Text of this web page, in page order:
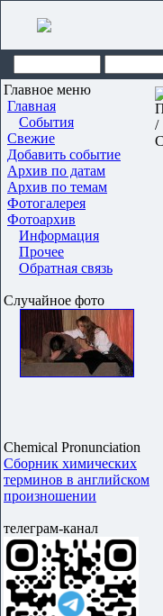
Главное меню
Главная
События
Свежие
Добавить событие
Архив по датам
Архив по темам
Фотогалерея
Фотоархив
Информация
Прочее
Обратная связь
Случайное фото
Chemical Pronunciation
Сборник химических
терминов в английском
произношении
телеграм-канал